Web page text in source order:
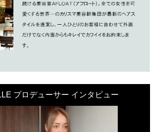
プロデューサー インタビュー